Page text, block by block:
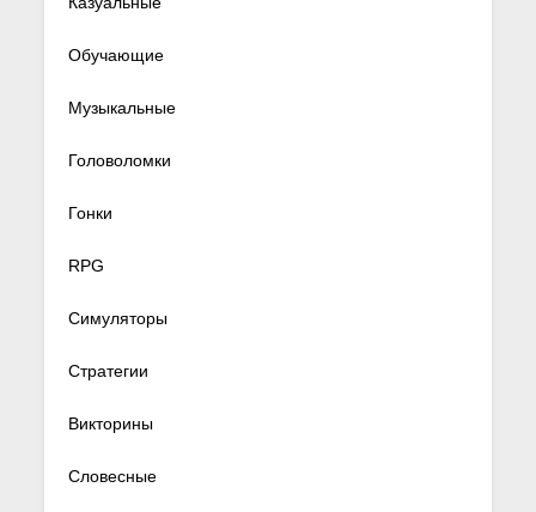
Обучающие
Музыкальные
Головоломки
Гонки
RPG
Симуляторы
Стратегии
Викторины
Словесные